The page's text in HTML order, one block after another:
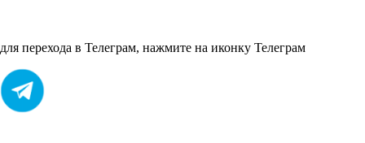
для перехода в Телеграм, нажмите на иконку Телеграм